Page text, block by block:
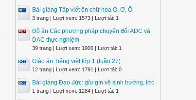
Bài giảng Tập viết ôn chữ hoa O, Ơ, Ô
3 trang | Lượt xem: 1573 | Lượt tải: 1
Đồ án Các phương pháp chuyển đổi ADC và
DAC thực nghiệm
39 trang | Lượt xem: 1906 | Lượt tải: 1
Giáo án Tiếng việt lớp 1 (tuần 27)
12 trang | Lượt xem: 1791 | Lượt tải: 0
Bài giảng Đạo đức: gĩư gìn vệ sinh trường, lớp
1 trang | Lượt xem: 1284 | Lượt tải: 1